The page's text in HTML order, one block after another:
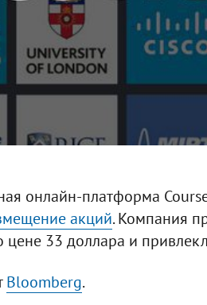
онлайн-платформа
акций. Компания
цене 33 доллара и
Bloomberg.